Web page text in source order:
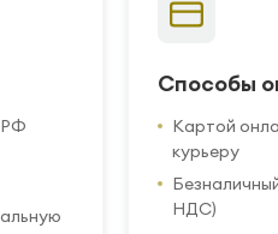
РФ
Способы
Картой
курьеру
НДС)